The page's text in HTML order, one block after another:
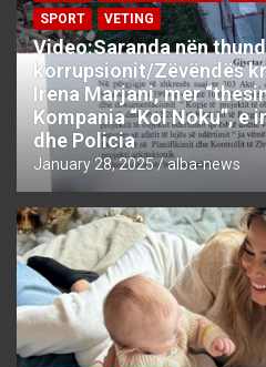
SPORT
VETING
Video:Saranda nën
korrupsionit/Zëvëndës
Irena Marjani, mer
Kompania “Kol Noku”, e
dhe Policia
January 28, 2025 alba-news